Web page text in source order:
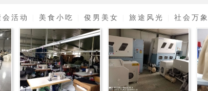
会活动 美食小吃 俊男美女 旅途风光 社会万象